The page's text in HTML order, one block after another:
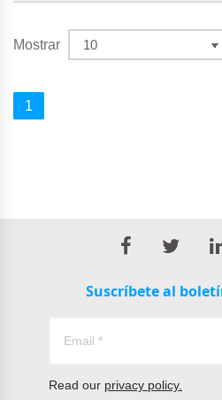
Mostrar
1
Suscríbete al
Read our privacy policy.